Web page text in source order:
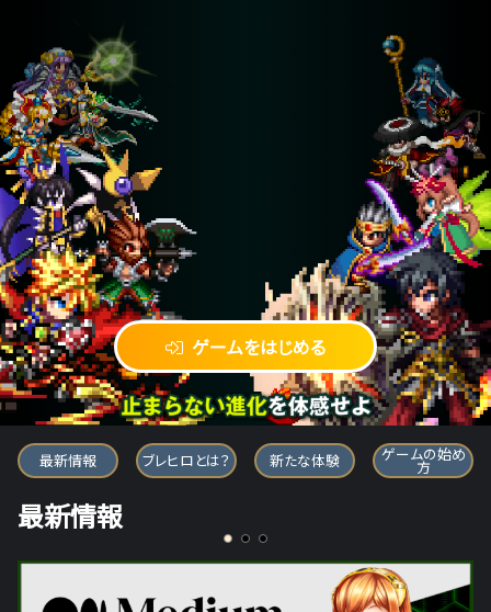
ゲームをはじめる
ブレイブ フロンティア ヒーローズ
最新情報 ブレヒロとは？ 新たな体験 ゲームの始め
方
最新情報